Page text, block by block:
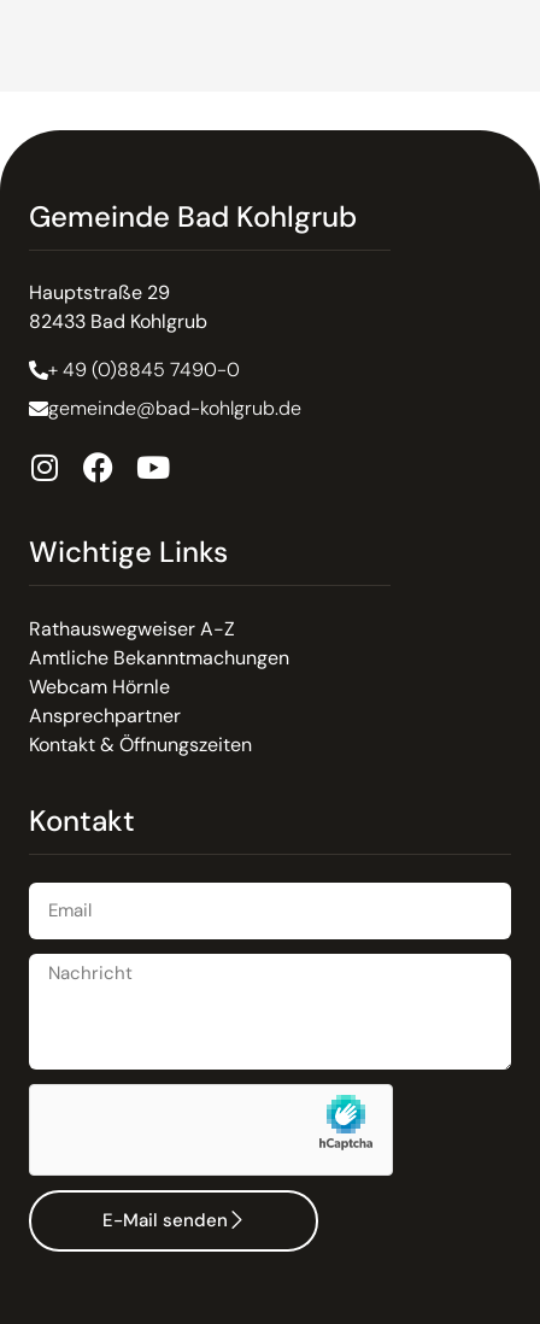
Gemeinde Bad Kohlgrub
Hauptstraße 29
82433 Bad Kohlgrub
+ 49 (0)8845 7490-0
gemeinde@bad-kohlgrub.de
Wichtige Links
Rathauswegweiser A-Z
Amtliche Bekanntmachungen
Webcam Hörnle
Ansprechpartner
Kontakt & Öffnungszeiten
Kontakt
E-Mail senden